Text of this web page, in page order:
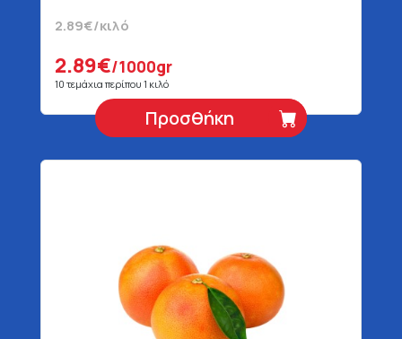
2.89€/κιλό
2.89€/1000gr
10 τεμάχια περίπου 1 κιλό
Προσθήκη